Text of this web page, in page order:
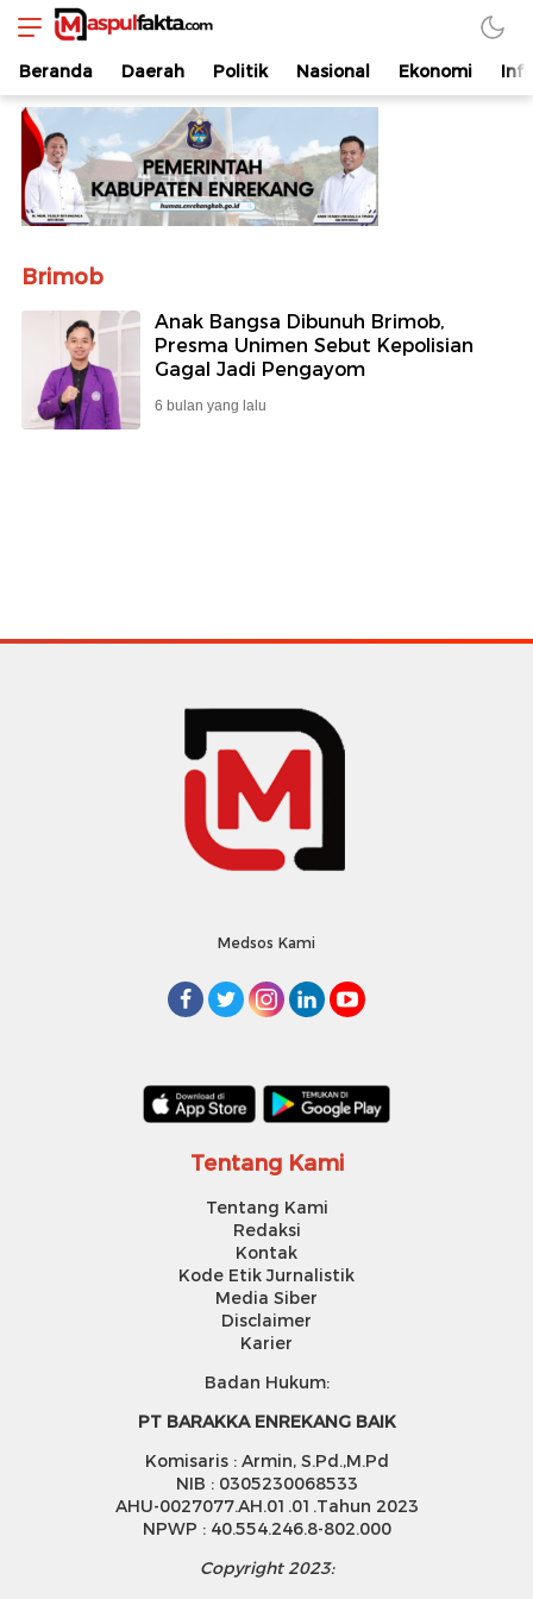
maspulfakta.com
Lokal Mendunia
Beranda Daerah Politik Nasional Ekonomi
Brimob
Anak Bangsa Dibunuh Brimob,
Presma Unimen Sebut Kepolisian
Gagal Jadi Pengayom
6 bulan yang lalu
Medsos Kami
Tentang Kami
Tentang Kami
Redaksi
Kontak
Kode Etik Jurnalistik
Media Siber
Disclaimer
Karier
Badan Hukum:
PT BARAKKA ENREKANG BAIK
Komisaris : Armin, S.Pd.,M.Pd
NIB : 0305230068533
AHU-0027077.AH.01.01.Tahun 2023
NPWP : 40.554.246.8-802.000
Copyright 2023: